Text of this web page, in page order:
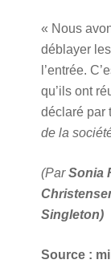
« Nous
déblayer
l’entrée.
qu’ils ont
déclaré par
de la
(ParSonia
Singleton)
Source :